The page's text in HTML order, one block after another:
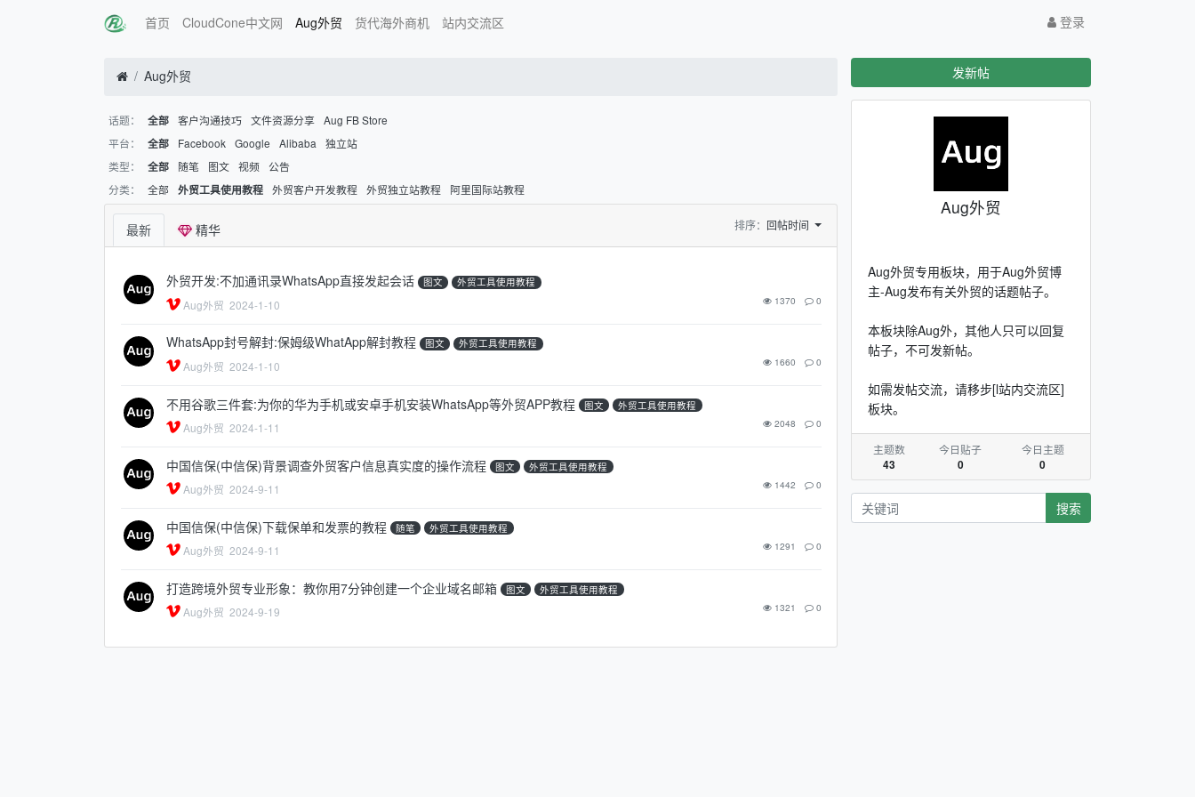
首页 CloudCone中文网 Aug外贸 货代海外商机 站内交流区 登录
Aug外贸
话题： 全部 客户沟通技巧 文件资源分享 Aug FB Store
平台：
全部 Facebook Google Alibaba
独立站
类型：
全部 随笔 图文 视频
公告
分类：
全部 外贸工具使用教程 外贸客户开发教程 外贸独立站教程 阿里国际站教程
最新 精华 排序： 回帖时间
外贸开发:不加通讯录WhatsApp直接发起会话 图文 外贸工具使用教程
Aug外贸 2024-1-10 1370 0
WhatsApp封号解封:保姆级WhatApp解封教程 图文 外贸工具使用教程
Aug外贸 2024-1-10 1660 0
不用谷歌三件套:为你的华为手机或安卓手机安装WhatsApp等外贸APP教程 图文 外贸工具使用教程
Aug外贸 2024-1-11 2048 0
中国信保(中信保)背景调查外贸客户信息真实度的操作流程 图文 外贸工具使用教程
Aug外贸 2024-9-11 1442 0
中国信保(中信保)下载保单和发票的教程 随笔 外贸工具使用教程
Aug外贸 2024-9-11 1291 0
打造跨境外贸专业形象：教你用7分钟创建一个企业域名邮箱 图文 外贸工具使用教程
Aug外贸 2024-9-19 1321 0
发新帖
Aug外贸
Aug外贸专用板块，用于Aug外贸博
主-Aug发布有关外贸的话题帖子。
本板块除Aug外，其他人只可以回复
帖子，不可发新帖。
如需发帖交流，请移步[l站内交流区]
板块。
主题数
43
今日贴子
0
今日主题
0
搜索